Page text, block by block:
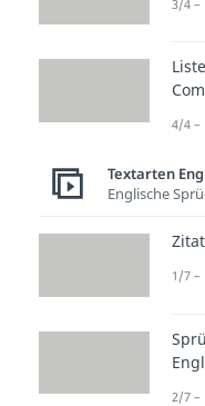
ist.
3/4 –
4/4 –
Textarten
Englische
1/7 –
2/7 –